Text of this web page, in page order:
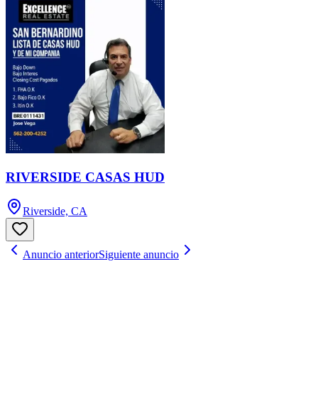
RIVERSIDE CASAS HUD
Riverside, CA
Anuncio anteriorSiguiente anuncio